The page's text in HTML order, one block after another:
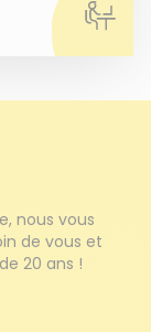
nous vous
de vous et
20 ans !